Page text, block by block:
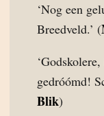
‘Nog een
Breedveld.’ (
gedróómd!
Blik)